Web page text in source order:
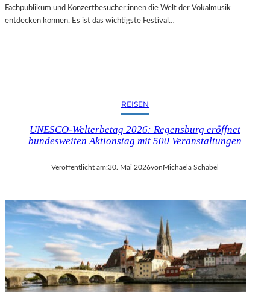
Fachpublikum und Konzertbesucher:innen die Welt der Vokalmusik
entdecken können. Es ist das wichtigste Festival…
REISEN
UNESCO-Welterbetag 2026: Regensburg eröffnet
bundesweiten Aktionstag mit 500 Veranstaltungen
Veröffentlicht am:30. Mai 2026vonMichaela Schabel